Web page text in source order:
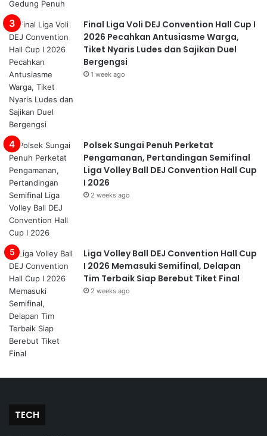
Final Liga Voli DEJ Convention Hall Cup I
2026 Pecahkan Antusiasme Warga,
Tiket Nyaris Ludes dan Sajikan Duel
Bergengsi
1 week ago
Polsek Sungai Penuh Perketat
Pengamanan, Pertandingan Semifinal
Liga Volley Ball DEJ Convention Hall Cup
I 2026
2 weeks ago
Liga Volley Ball DEJ Convention Hall Cup
I 2026 Memasuki Semifinal, Delapan
Tim Terbaik Siap Berebut Tiket Final
2 weeks ago
TECH